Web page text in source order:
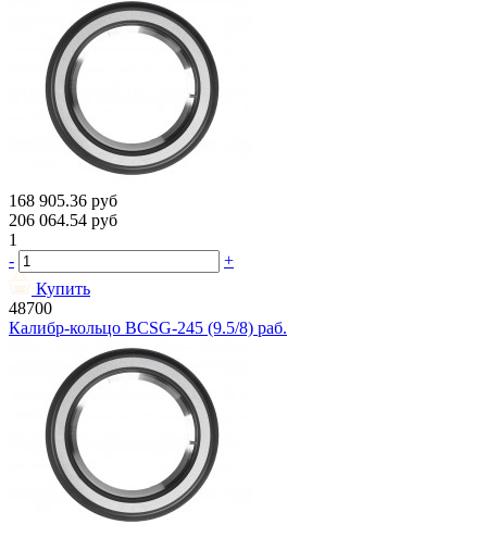
168 905.36 руб
206 064.54 руб
1
-
+
Купить
48700
Калибр-кольцо BCSG-245 (9.5/8) раб.